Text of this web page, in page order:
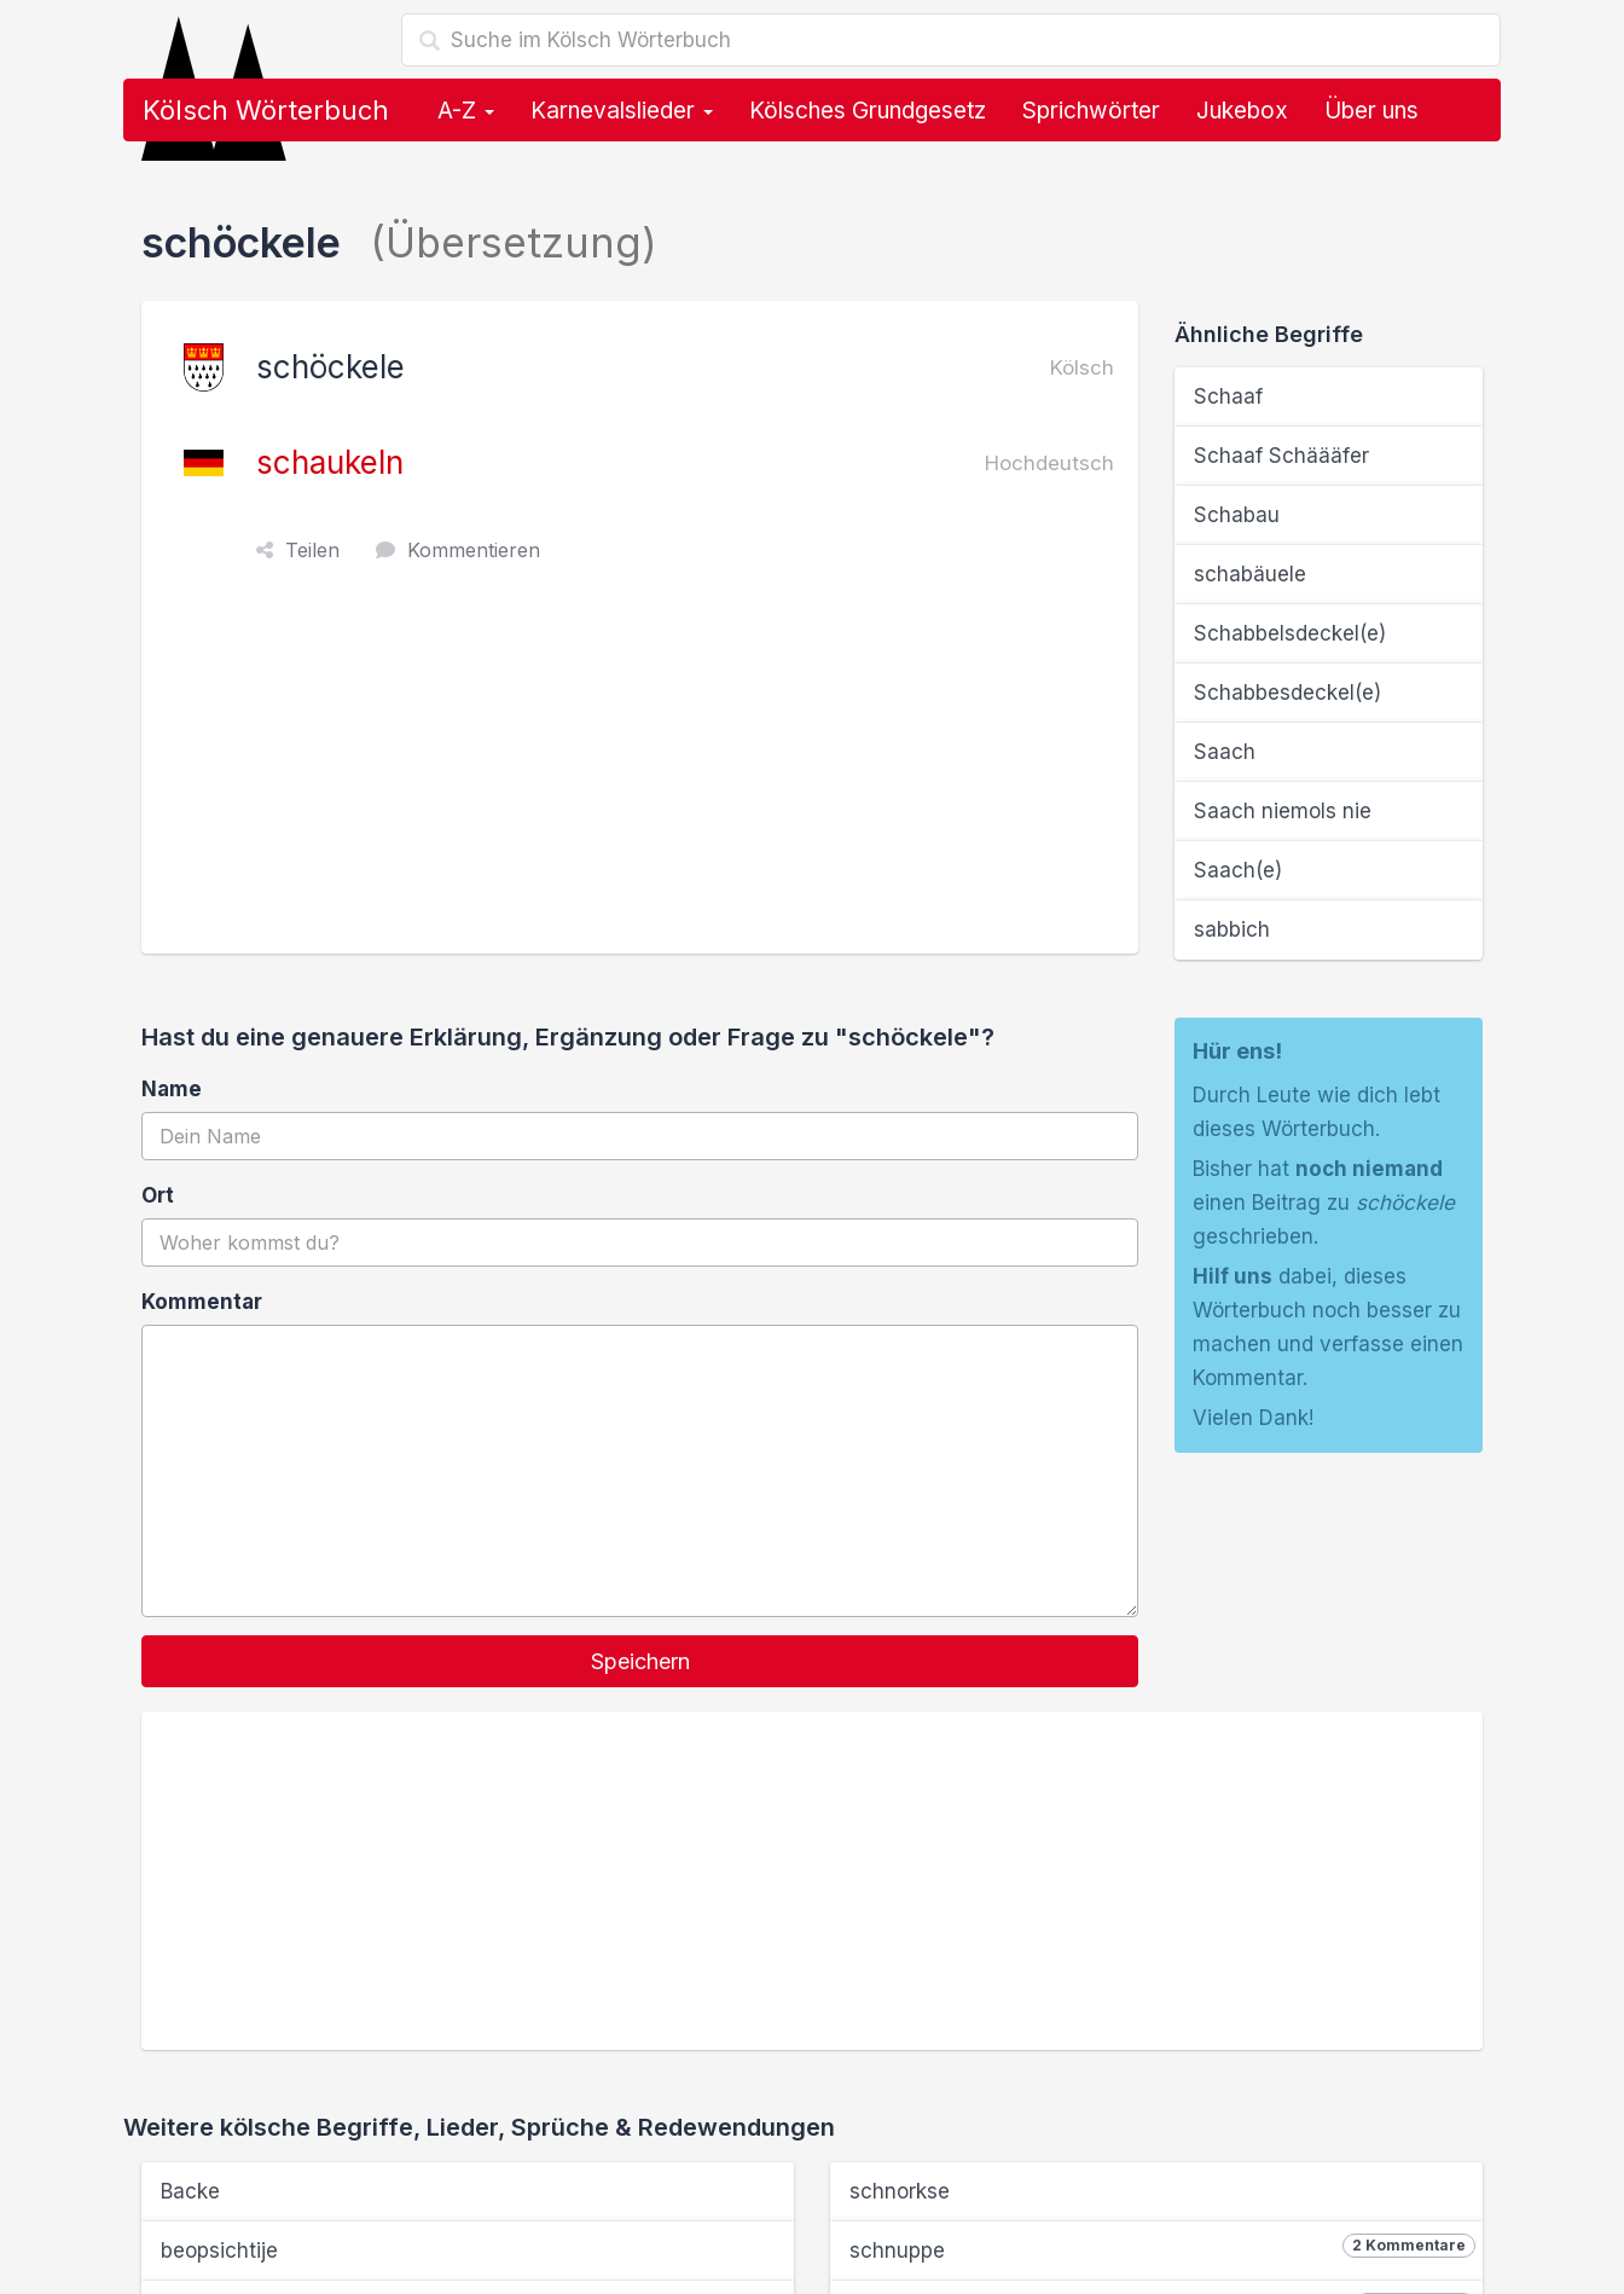
Kölsch Wörterbuch A-Z Karnevalslieder Kölsches Grundgesetz Sprichwörter Jukebox Über uns
schöckele (Übersetzung)
schöckele Kölsch
schaukeln Hochdeutsch
Teilen Kommentieren
Ähnliche Begriffe
Schaaf
Schaaf Schäääfer
Schabau
schabäuele
Schabbelsdeckel(e)
Schabbesdeckel(e)
Saach
Saach niemols nie
Saach(e)
sabbich
Hast du eine genauere Erklärung, Ergänzung oder Frage zu "schöckele"?
Name
Ort
Kommentar
Speichern
Hür ens!
Durch Leute wie dich lebt
dieses Wörterbuch.
Bisher hat noch niemand
einen Beitrag zu schöckele
geschrieben.
Hilf uns dabei, dieses
Wörterbuch noch besser zu
machen und verfasse einen
Kommentar.
Vielen Dank!
Weitere kölsche Begriffe, Lieder, Sprüche & Redewendungen
Backe
beopsichtije
schnorkse
2 Kommentare
schnuppe